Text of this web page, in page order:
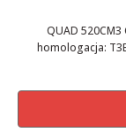
QUAD 520CM3
homologacja: